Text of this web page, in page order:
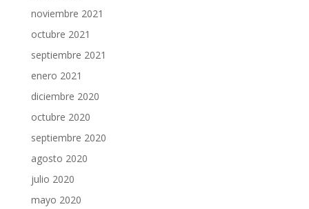
noviembre 2021
octubre 2021
septiembre 2021
enero 2021
diciembre 2020
octubre 2020
septiembre 2020
agosto 2020
julio 2020
mayo 2020